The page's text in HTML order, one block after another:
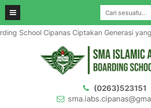
School Cipanas Ciptakan Generasi
(0263)523151